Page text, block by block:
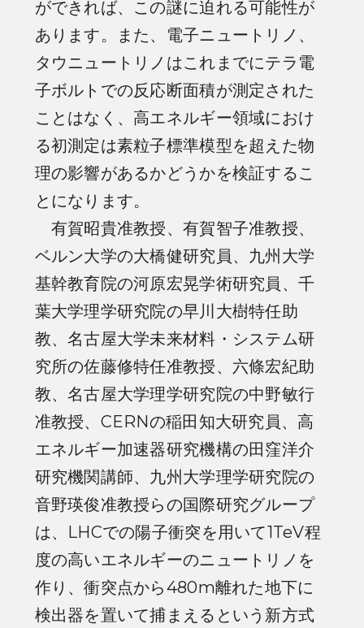
ができれば、この謎に迫れる可能性が
あります。また、電子ニュートリノ、
タウニュートリノはこれまでにテラ電
子ボルトでの反応断面積が測定された
ことはなく、高エネルギー領域におけ
る初測定は素粒子標準模型を超えた物
理の影響があるかどうかを検証するこ
とになります。
有賀昭貴准教授、有賀智子准教授、
ベルン大学の大橋健研究員、九州大学
基幹教育院の河原宏晃学術研究員、千
葉大学理学研究院の早川大樹特任助
教、名古屋大学未来材料・システム研
究所の佐藤修特任准教授、六條宏紀助
教、名古屋大学理学研究院の中野敏行
准教授、CERNの稲田知大研究員、高
エネルギー加速器研究機構の田窪洋介
研究機関講師、九州大学理学研究院の
音野瑛俊准教授らの国際研究グループ
は、LHCでの陽子衝突を用いて1TeV程
度の高いエネルギーのニュートリノを
作り、衝突点から480m離れた地下に
検出器を置いて捕まえるという新方式